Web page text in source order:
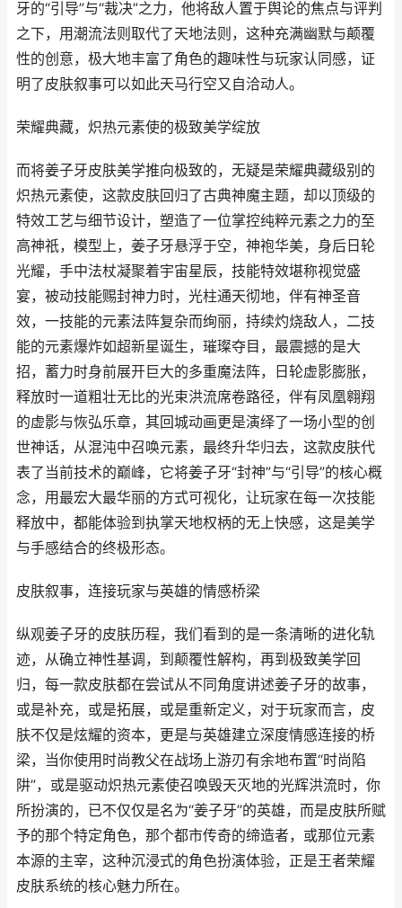
牙的“引导”与“裁决”之力，他将敌人置于舆论的焦点与评判
之下，用潮流法则取代了天地法则，这种充满幽默与颠覆
性的创意，极大地丰富了角色的趣味性与玩家认同感，证
明了皮肤叙事可以如此天马行空又自洽动人。
荣耀典藏，炽热元素使的极致美学绽放
而将姜子牙皮肤美学推向极致的，无疑是荣耀典藏级别的
炽热元素使，这款皮肤回归了古典神魔主题，却以顶级的
特效工艺与细节设计，塑造了一位掌控纯粹元素之力的至
高神祇，模型上，姜子牙悬浮于空，神袍华美，身后日轮
光耀，手中法杖凝聚着宇宙星辰，技能特效堪称视觉盛
宴，被动技能赐封神力时，光柱通天彻地，伴有神圣音
效，一技能的元素法阵复杂而绚丽，持续灼烧敌人，二技
能的元素爆炸如超新星诞生，璀璨夺目，最震撼的是大
招，蓄力时身前展开巨大的多重魔法阵，日轮虚影膨胀，
释放时一道粗壮无比的光束洪流席卷路径，伴有凤凰翱翔
的虚影与恢弘乐章，其回城动画更是演绎了一场小型的创
世神话，从混沌中召唤元素，最终升华归去，这款皮肤代
表了当前技术的巅峰，它将姜子牙“封神”与“引导”的核心概
念，用最宏大最华丽的方式可视化，让玩家在每一次技能
释放中，都能体验到执掌天地权柄的无上快感，这是美学
与手感结合的终极形态。
皮肤叙事，连接玩家与英雄的情感桥梁
纵观姜子牙的皮肤历程，我们看到的是一条清晰的进化轨
迹，从确立神性基调，到颠覆性解构，再到极致美学回
归，每一款皮肤都在尝试从不同角度讲述姜子牙的故事，
或是补充，或是拓展，或是重新定义，对于玩家而言，皮
肤不仅是炫耀的资本，更是与英雄建立深度情感连接的桥
梁，当你使用时尚教父在战场上游刃有余地布置“时尚陷
阱”，或是驱动炽热元素使召唤毁天灭地的光辉洪流时，你
所扮演的，已不仅仅是名为“姜子牙”的英雄，而是皮肤所赋
予的那个特定角色，那个都市传奇的缔造者，或那位元素
本源的主宰，这种沉浸式的角色扮演体验，正是王者荣耀
皮肤系统的核心魅力所在。